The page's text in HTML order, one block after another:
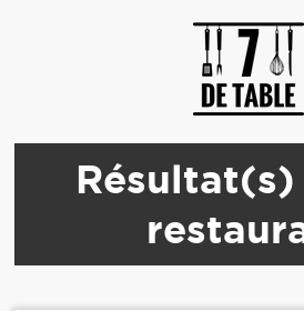
Résultat(s)